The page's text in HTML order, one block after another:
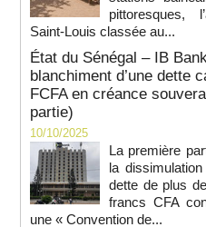
pittoresques,
Saint-Louis classée au...
État du Sénégal – IB
blanchiment d’une dette
FCFA en créance
partie)
10/10/2025
La première
la
dette de plus
francs CFA
une « Convention de...